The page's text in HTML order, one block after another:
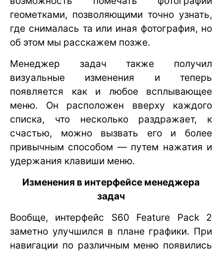
геометками, позволяющими точно узнать,
где снималась та или иная фотография, но
об этом мы расскажем позже.
Менеджер задач также получил
визуальные изменения и теперь
появляется как и любое всплывающее
меню. Он расположен вверху каждого
списка, что несколько раздражает, к
счастью, можно вызвать его и более
привычным способом — путем нажатия и
удержания клавиши меню.
Изменения в интерфейсе менеджера
задач
Вообще, интерфейс S60 Feature Pack 2
заметно улучшился в плане графики. При
навигации по различным меню появились